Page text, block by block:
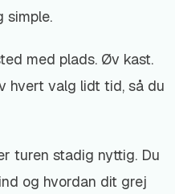
simple.
med plads. Øv kast.
hvert valg lidt tid, så du
turen stadig nyttig. Du
og hvordan dit grej